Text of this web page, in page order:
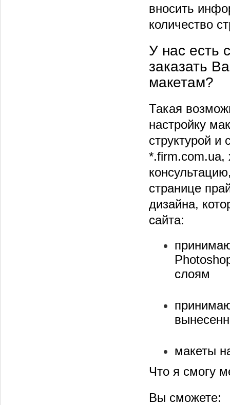
вносить
количество
У нас есть
заказать
макетам?
Такая
настройку
структурой
*.firm.com.ua,
странице
дизайна,
сайта:
слоям
макеты
Что я смогу
Вы сможете: